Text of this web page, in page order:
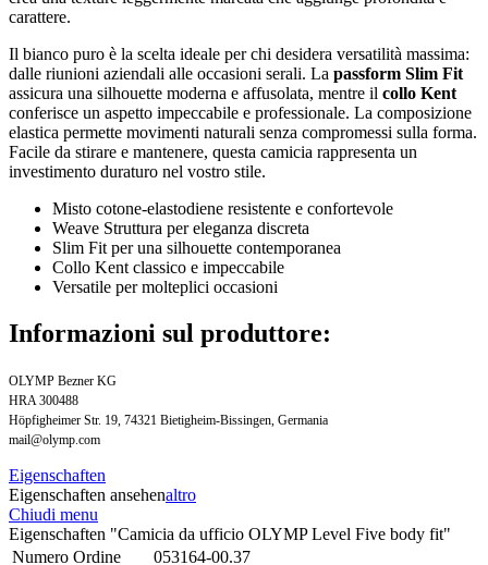
carattere.
Il bianco puro è la scelta ideale per chi desidera versatilità massima:
dalle riunioni aziendali alle occasioni serali. La passform Slim Fit
assicura una silhouette moderna e affusolata, mentre il collo Kent
conferisce un aspetto impeccabile e professionale. La composizione
elastica permette movimenti naturali senza compromessi sulla forma.
Facile da stirare e mantenere, questa camicia rappresenta un
investimento duraturo nel vostro stile.
Misto cotone-elastodiene resistente e confortevole
Weave Struttura per eleganza discreta
Slim Fit per una silhouette contemporanea
Collo Kent classico e impeccabile
Versatile per molteplici occasioni
Informazioni sul produttore:
OLYMP Bezner KG
HRA 300488
Höpfigheimer Str. 19, 74321 Bietigheim-Bissingen, Germania
mail@olymp.com
Eigenschaften
Eigenschaften ansehenaltro
Chiudi menu
Eigenschaften "Camicia da ufficio OLYMP Level Five body fit"
Numero Ordine
053164-00.37